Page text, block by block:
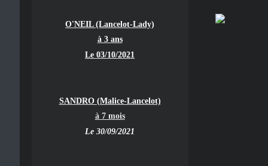
O'NEIL (Lancelot-Lady)
à 3 ans
Le 03/10/2021
SANDRO (Malice-Lancelot)
à 7 mois
Le 30/09/2021